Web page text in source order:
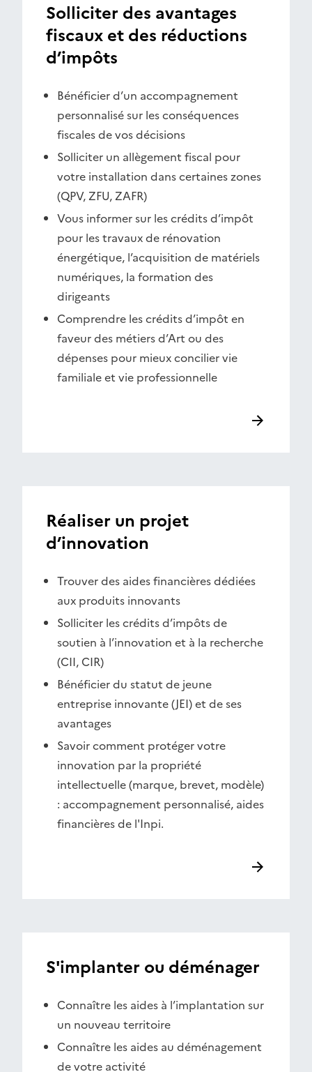
Solliciter des avantages
fiscaux et des réductions
d’impôts
Bénéficier d’un accompagnement
personnalisé sur les conséquences
fiscales de vos décisions
Solliciter un allègement fiscal pour
votre installation dans certaines zones
(QPV, ZFU, ZAFR)
Vous informer sur les crédits d’impôt
pour les travaux de rénovation
énergétique, l’acquisition de matériels
numériques, la formation des
dirigeants
Comprendre les crédits d’impôt en
faveur des métiers d’Art ou des
dépenses pour mieux concilier vie
familiale et vie professionnelle
Réaliser un projet
d’innovation
Trouver des aides financières dédiées
aux produits innovants
Solliciter les crédits d’impôts de
soutien à l’innovation et à la recherche
(CII, CIR)
Bénéficier du statut de jeune
entreprise innovante (JEI) et de ses
avantages
Savoir comment protéger votre
innovation par la propriété
intellectuelle (marque, brevet, modèle)
: accompagnement personnalisé, aides
financières de l'Inpi.
S'implanter ou déménager
Connaître les aides à l’implantation sur
un nouveau territoire
Connaître les aides au déménagement
de votre activité